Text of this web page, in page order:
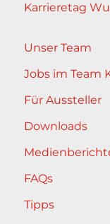
Karrieretag
Unser Team
Jobs im Team
Für Aussteller
Downloads
FAQs
Tipps